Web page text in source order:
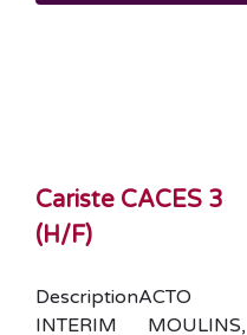
Cariste CACES 3
(H/F)
DescriptionACTO
INTERIM MOULINS,